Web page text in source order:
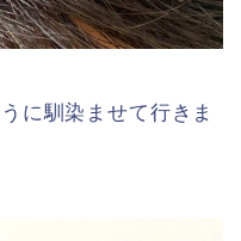
に馴染ませて行きま